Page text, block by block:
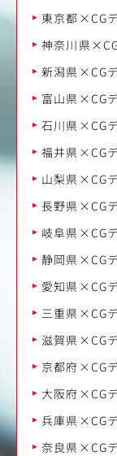
東京都×CG
神奈川県
新潟県×CG
富山県×CG
石川県×CG
福井県×CG
山梨県×CG
長野県×CG
岐阜県×CG
静岡県×CG
愛知県×CG
三重県×CG
滋賀県×CG
京都府×CG
大阪府×CG
兵庫県×CG
奈良県×CG